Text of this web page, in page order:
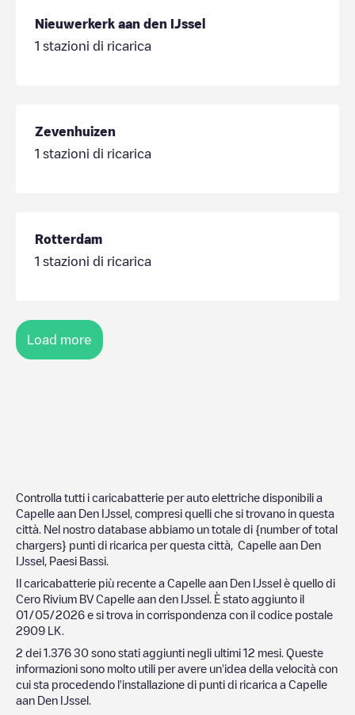
Nieuwerkerk aan den IJssel
1 stazioni di ricarica
Zevenhuizen
1 stazioni di ricarica
Rotterdam
1 stazioni di ricarica
Load more
Controlla tutti i caricabatterie per auto elettriche disponibili a
Capelle aan Den IJssel , compresi quelli che si trovano in questa
città. Nel nostro database abbiamo un totale di {number of total
chargers} punti di ricarica per questa città, Capelle aan Den
IJssel Paesi Bassi
Il caricabatterie più recente a Capelle aan Den IJssel è quello di
Cero Rivium BV Capelle aan den IJssel . È stato aggiunto il
01/05/2026 e si trova in corrispondenza con il codice postale
2909 LK
2 dei 1.376 30 sono stati aggiunti negli ultimi 12 mesi. Queste
informazioni sono molto utili per avere un'idea della velocità con
cui sta procedendo l'installazione di punti di ricarica a Capelle
aan Den IJssel